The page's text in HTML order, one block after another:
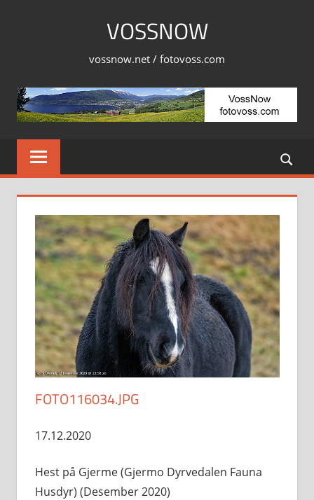
VOSSNOW
vossnow.net / fotovoss.com
FOTO116034.JPG
17.12.2020
Hest på Gjerme (Gjermo Dyrvedalen Fauna
Husdyr) (Desember 2020)